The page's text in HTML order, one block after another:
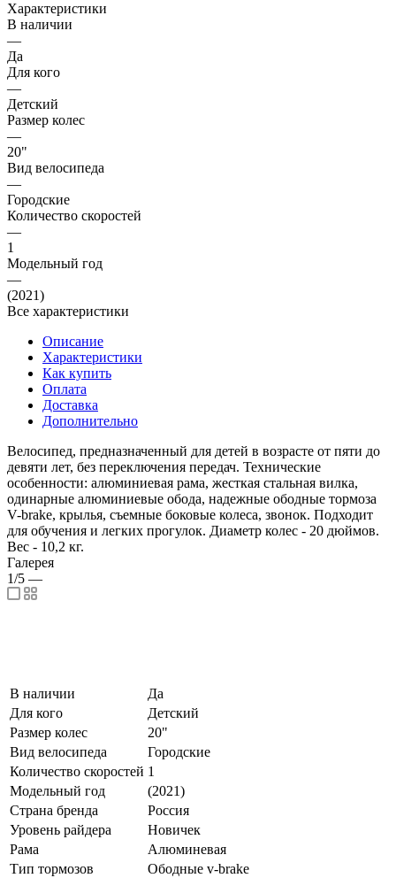
Характеристики
В наличии
—
Да
Для кого
—
Детский
Размер колес
—
20"
Вид велосипеда
—
Городские
Количество скоростей
—
1
Модельный год
—
(2021)
Все характеристики
Описание
Характеристики
Как купить
Оплата
Доставка
Дополнительно
Велосипед, предназначенный для детей в возрасте от пяти до
девяти лет, без переключения передач. Технические
особенности: алюминиевая рама, жесткая стальная вилка,
одинарные алюминиевые обода, надежные ободные тормоза
V-brake, крылья, съемные боковые колеса, звонок. Подходит
для обучения и легких прогулок. Диаметр колес - 20 дюймов.
Вес - 10,2 кг.
Галерея
1/5 —
В наличии
Да
Для кого
Детский
Размер колес
20"
Вид велосипеда
Городские
Количество скоростей 1
Модельный год
(2021)
Страна бренда
Россия
Уровень райдера
Новичек
Рама
Алюминевая
Тип тормозов
Ободные v-brake